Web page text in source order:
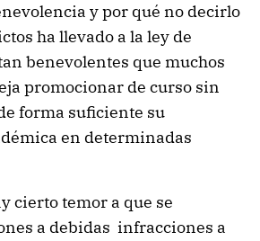
y por qué no decirlo
ha llevado a la ley de
benevolentes que muchos
promocionar de curso sin
forma suficiente su
en determinadas
cierto temor a que se
a debidas infracciones a